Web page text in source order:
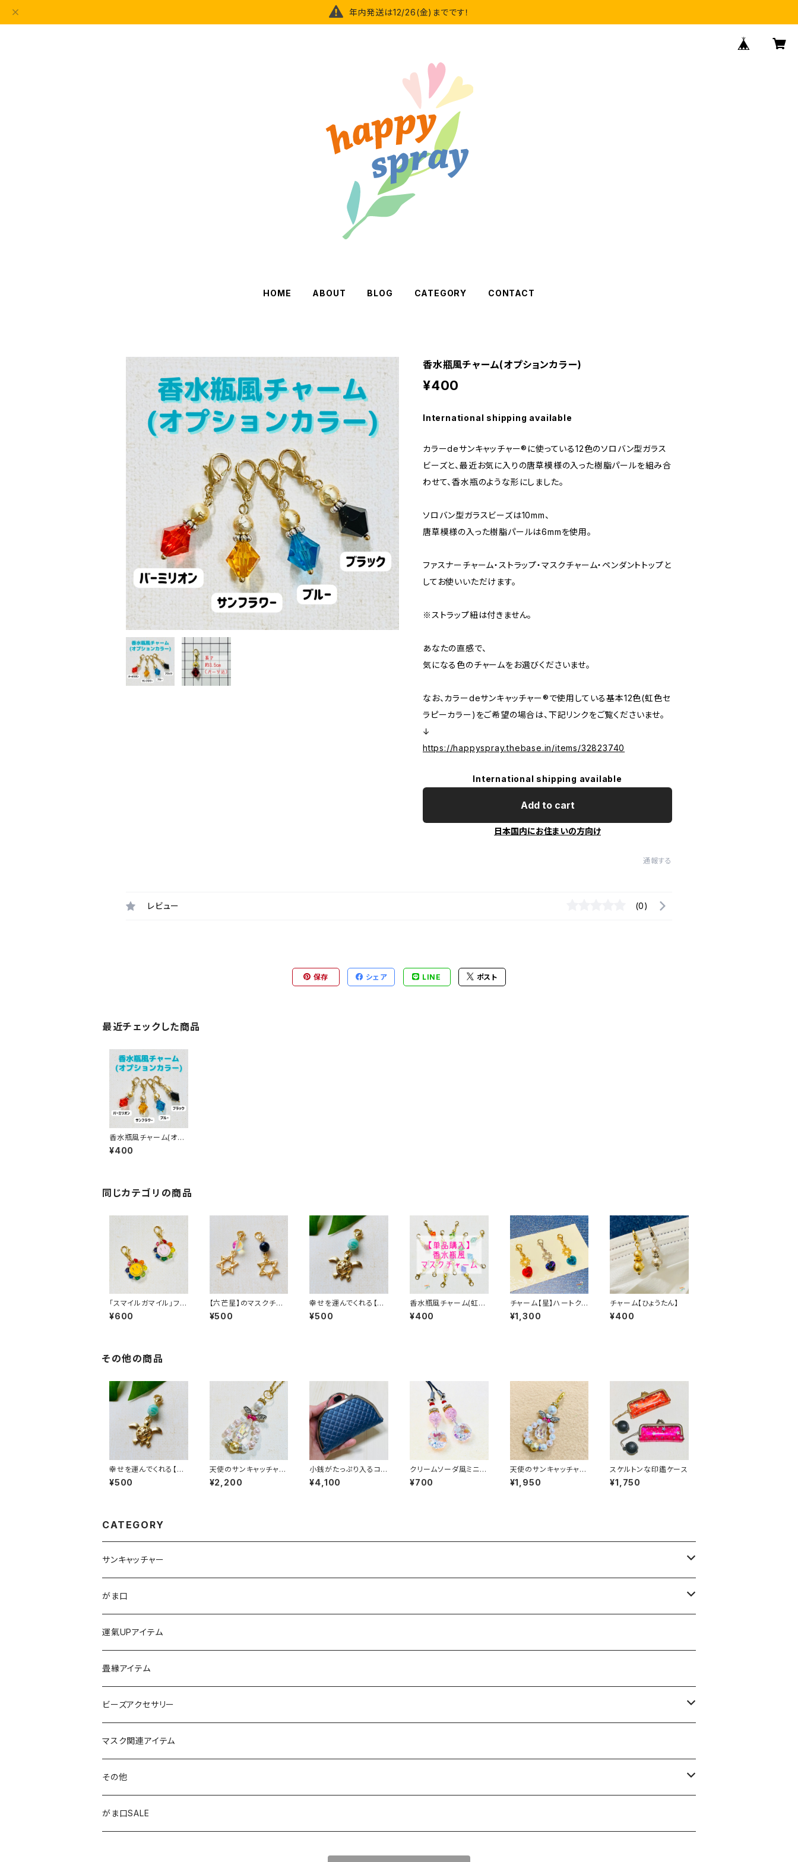
年内発送は12/26(金)までです！
HOME ABOUT BLOG CATEGORY CONTACT
香水瓶風チャーム(オプションカラー)
¥400
International shipping available
カラーdeサンキャッチャー®︎に使っている12色のソロバン型ガラス
ビーズと、最近お気に入りの唐草模様の入った樹脂パールを組み合
わせて、香水瓶のような形にしました。
ソロバン型ガラスビーズは10mm、
唐草模様の入った樹脂パールは6mmを使用。
ファスナーチャーム・ストラップ・マスクチャーム・ペンダントトップと
してお使いいただけます。
※ストラップ紐は付きません。
あなたの直感で、
気になる色のチャームをお選びくださいませ。
なお、カラーdeサンキャッチャー®︎で使用している基本12色(虹色セ
ラピーカラー)をご希望の場合は、下記リンクをご覧くださいませ。
↓
https://happyspray.thebase.in/items/32823740
International shipping available
Add to cart
日本国内にお住まいの方向け
通報する
レビュー (0)
保存 シェア LINE ポスト
最近チェックした商品
香水瓶風チャーム(オプ
ションカラー)
¥400
同じカテゴリの商品
「スマイルガマイル」ファ
スナーチャーム
¥600
【六芒星】のマスクチャ
ーム
¥500
幸せを運んでくれる【ホ
ヌ】のマスクチャーム
¥500
香水瓶風チャーム(虹色
セラピーカラー)
¥400
チャーム【星】ハートクリ
スタル(小)
¥1,300
チャーム【ひょうたん】
¥400
その他の商品
幸せを運んでくれる【ホ
ヌ】のマスクチャーム
¥500
天使のサンキャッチャー
バッグチャーム
¥2,200
小銭がたっぷり入るコイ
ンケース／【合皮】紺
¥4,100
クリームソーダ風ミニサ
ンキャッチャーストラッ
プ
¥700
天使のサンキャッチャー
チャーム
¥1,950
スケルトンな印鑑ケース
¥1,750
CATEGORY
サンキャッチャー
ストラップ
チャーム
バッグチャーム
カーアクセサリー
ミニサンキャッチャー
窓用サンキャッチャー
ブックマーカー
がま口
ちびがま
カードケース
コインケース
長財布
ペンケース
通帳ケース
運氣UPアイテム
畳縁アイテム
ビーズアクセサリー
チャーム
ストラップ
ペンダント
マスク関連アイテム
その他
アジャスター
がま口SALE